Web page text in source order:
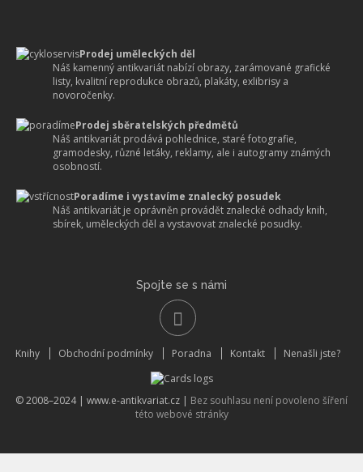
Prodej uměleckých děl
Náš kamenný antikvariát nabízí obrazy, zarámované grafické
listy, kvalitní reprodukce obrazů, plakáty, exlibrisy a
novoročenky.
Prodej sběratelských předmětů
Náš antikvariát prodává pohlednice, staré fotografie,
gramodesky, různé letáky, reklamy, ale i autogramy známých
osobností.
Poradíme i vystavíme znalecký posudek
Náš antikvariát je oprávněn provádět znalecké odhady knih,
sbírek, uměleckých děl a vystavovat znalecké posudky.
Spojte se s námi
Knihy Obchodní podmínky Poradna Kontakt Nenašli jste?
© 2008–2024 | www.e-antikvariat.cz | Bez souhlasu není povoleno šíření
této webové stránky